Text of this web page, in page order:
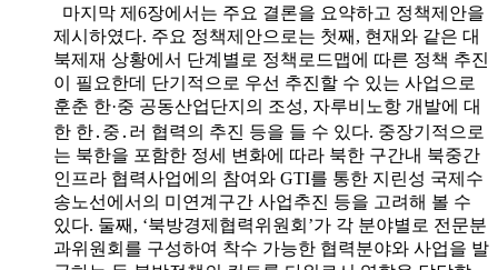
마지막 제6장에서는 주요 결론을 요약하고 정책제안을
제시하였다. 주요 정책제안으로는 첫째, 현재와 같은 대
북제재 상황에서 단계별로 정책로드맵에 따른 정책 추진
이 필요한데 단기적으로 우선 추진할 수 있는 사업으로
훈춘 한·중 공동산업단지의 조성, 자루비노항 개발에 대
한 한․중․러 협력의 추진 등을 들 수 있다. 중장기적으로
는 북한을 포함한 정세 변화에 따라 북한 구간내 북중간
인프라 협력사업에의 참여와 GTI를 통한 지린성 국제수
송노선에서의 미연계구간 사업추진 등을 고려해 볼 수
있다. 둘째, ‘북방경제협력위원회’가 각 분야별로 전문분
과위원회를 구성하여 착수 가능한 협력분야와 사업을 발